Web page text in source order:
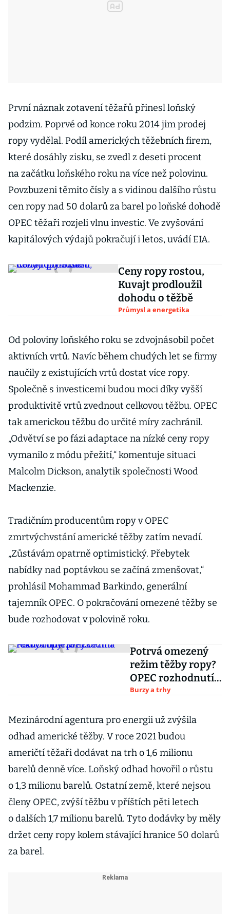
První náznak zotavení těžařů přinesl loňský
podzim. Poprvé od konce roku 2014 jim prodej
ropy vydělal. Podíl amerických těžebních firem,
které dosáhly zisku, se zvedl z deseti procent
na začátku loňského roku na více než polovinu.
Povzbuzeni těmito čísly a s vidinou dalšího růstu
cen ropy nad 50 dolarů za barel po loňské dohodě
OPEC těžaři rozjeli vlnu investic. Ve zvyšování
kapitálových výdajů pokračují i letos, uvádí EIA.
Ceny ropy rostou,
Kuvajt prodloužil
dohodu o těžbě
Průmysl a energetika
Od poloviny loňského roku se zdvojnásobil počet
aktivních vrtů. Navíc během chudých let se firmy
naučily z existujících vrtů dostat více ropy.
Společně s investicemi budou moci díky vyšší
produktivitě vrtů zvednout celkovou těžbu. OPEC
tak americkou těžbu do určité míry zachránil.
„Odvětví se po fázi adaptace na nízké ceny ropy
vymanilo z módu přežití,“ komentuje situaci
Malcolm Dickson, analytik společnosti Wood
Mackenzie.
Tradičním producentům ropy v OPEC
zmrtvýchvstání americké těžby zatím nevadí.
„Zůstávám opatrně optimistický. Přebytek
nabídky nad poptávkou se začíná zmenšovat,“
prohlásil Mohammad Barkindo, generální
tajemník OPEC. O pokračování omezené těžby se
bude rozhodovat v polovině roku.
Potrvá omezený
režim těžby ropy?
OPEC rozhodnutí
přezkoumá
Burzy a trhy
Mezinárodní agentura pro energii už zvýšila
odhad americké těžby. V roce 2021 budou
američtí těžaři dodávat na trh o 1,6 milionu
barelů denně více. Loňský odhad hovořil o růstu
o 1,3 milionu barelů. Ostatní země, které nejsou
členy OPEC, zvýší těžbu v příštích pěti letech
o dalších 1,7 milionu barelů. Tyto dodávky by měly
držet ceny ropy kolem stávající hranice 50 dolarů
za barel.